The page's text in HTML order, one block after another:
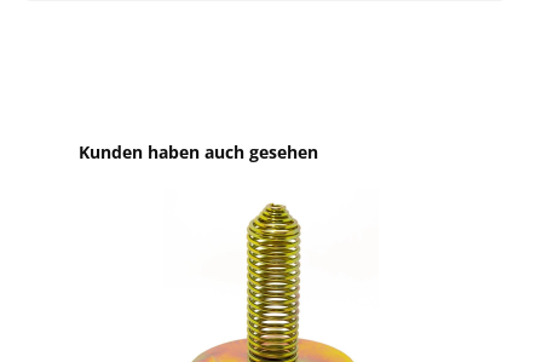
Produktgalerie überspringen
Kunden haben auch gesehen